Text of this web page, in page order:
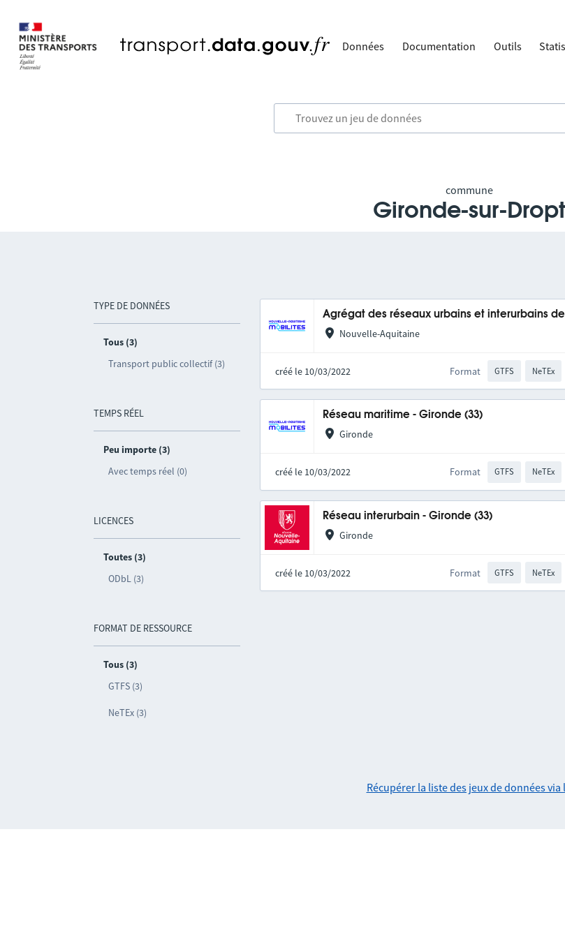
Données Documentation Outils
commune
Gironde-sur-Dropt
TYPE DE DONNÉES
Tous (3)
Transport public collectif (3)
TEMPS RÉEL
Peu importe (3)
Avec temps réel (0)
LICENCES
Toutes (3)
ODbL (3)
FORMAT DE RESSOURCE
Tous (3)
GTFS (3)
NeTEx (3)
Agrégat des réseaux urbains et interurbains
Nouvelle-Aquitaine
créé le 10/03/2022 Format GTFS NeTEx
Réseau maritime - Gironde (33)
Gironde
créé le 10/03/2022 Format GTFS NeTEx
Réseau interurbain - Gironde (33)
Gironde
créé le 10/03/2022 Format GTFS NeTEx
Récupérer la liste des jeux de données via